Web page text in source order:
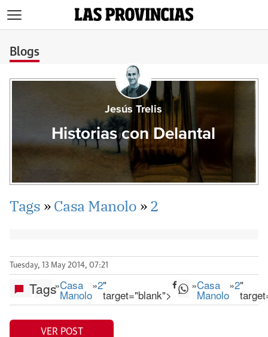
Blogs
Jesús Trelis
Historias con Delantal
Tags »Casa Manolo »2
Tuesday, 13 May 2014, 07:21
Tags»Casa
Manolo
»2"
target="blank">
»Casa
Manolo
»2"
VER POST